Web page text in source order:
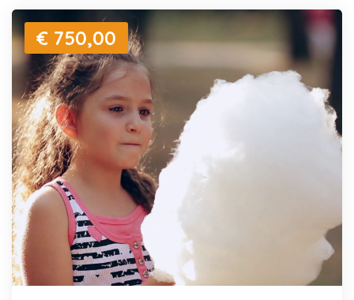
€ 750,00